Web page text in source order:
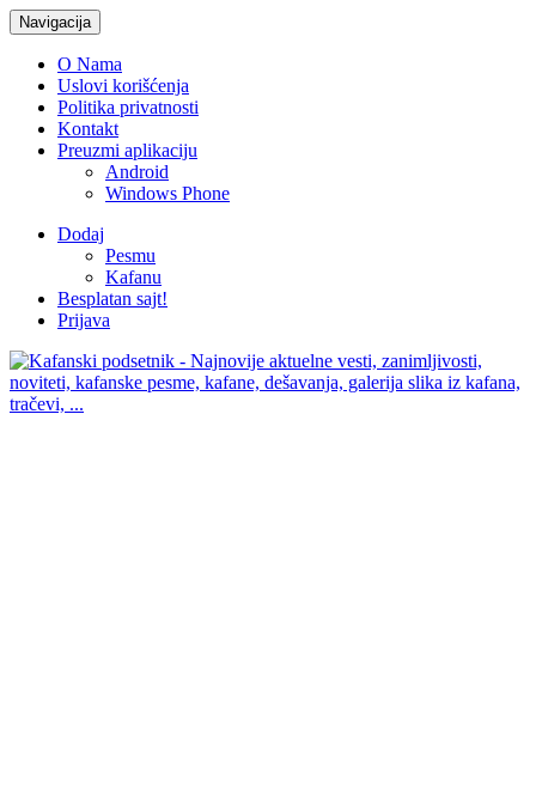
Navigacija
O Nama
Uslovi korišćenja
Politika privatnosti
Kontakt
Preuzmi aplikaciju
Android
Windows Phone
Dodaj
Pesmu
Kafanu
Besplatan sajt!
Prijava